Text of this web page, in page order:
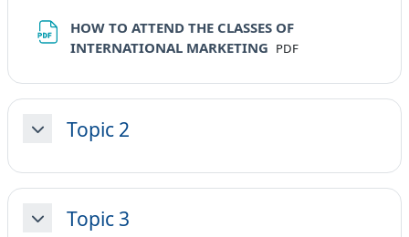
HOW TO ATTEND THE CLASSES OF
INTERNATIONAL MARKETING File
PDF
MinimizzaTopic 2
MinimizzaTopic 3